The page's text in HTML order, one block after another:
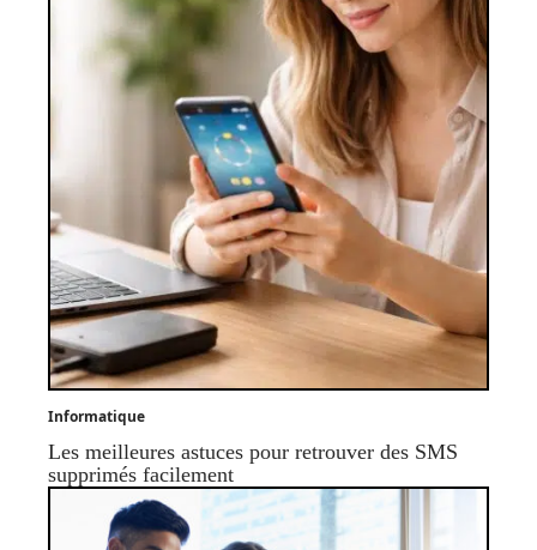
Informatique
Les meilleures astuces pour retrouver des SMS
supprimés facilement